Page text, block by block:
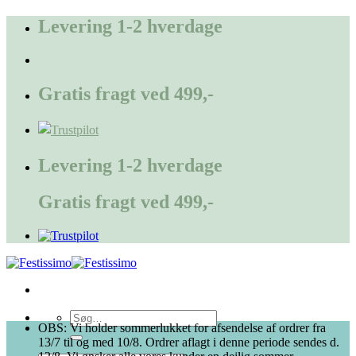
FortsætLevering 1-2 hverdage
Gratis fragt ved 499,-
Levering 1-2 hverdage
Gratis fragt ved 499,-
Søg
efter:
OBS: Vi holder sommerlukket for afsendelse af ordrer fra
13/7 til og med 10/8. Ordrer aflagt i denne periode sendes d.